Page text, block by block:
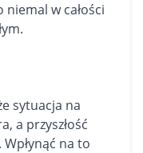
w całości
sytuacja na
a przyszłość
na to